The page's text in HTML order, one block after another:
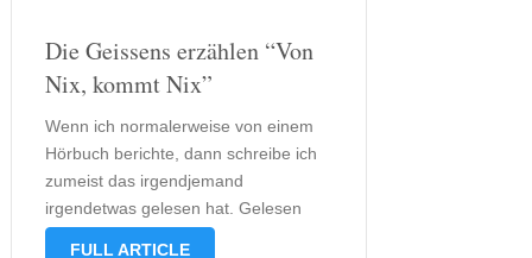
Die Geissens erzählen “Von
Nix, kommt Nix”
Wenn ich normalerweise von einem
Hörbuch berichte, dann schreibe ich
zumeist das irgendjemand
irgendetwas gelesen hat. Gelesen
wurde dieses Hörbuch aber in diesem
FULL ARTICLE